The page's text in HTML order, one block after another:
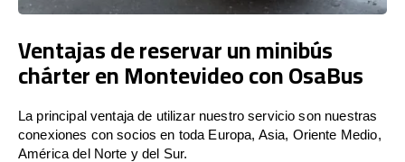
Ventajas de reservar un minibús
chárter en Montevideo con OsaBus
La principal ventaja de utilizar nuestro servicio son nuestras
conexiones con socios en toda Europa, Asia, Oriente Medio,
América del Norte y del Sur.